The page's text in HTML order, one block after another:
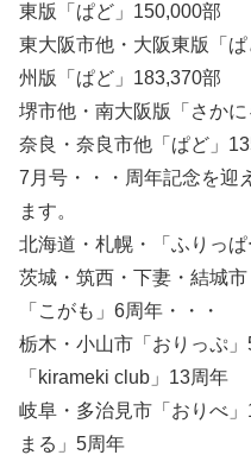
東版「ぱど」150,000部
東大阪市他・大阪東版「
州版「ぱど」183,370部
堺市他・南大阪版「さか
奈良・奈良市他「ぱど」
7月号・・・周年記念を迎
ます。
北海道・札幌・「ふりっぱ
茨城・筑西・下妻・結城
「こがも」6周年・・・
栃木・小山市「おりっぷ
「kirameki club」13周年
岐阜・多治見市「おりべ
まる」5周年